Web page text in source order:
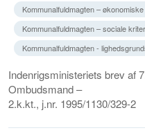
Kommunalfuldmagten –
Kommunalfuldmagten – sociale
Kommunalfuldmagten -
Indenrigsministeriets brev af
Ombudsmand –
2.k.kt., j.nr. 1995/1130/329-2